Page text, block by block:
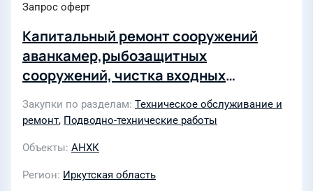
Запрос оферт
Капитальный ремонт сооружений
аванкамер,рыбозащитных
сооружений, чистка входных
решеток, сеток, галерей иустановка/
снятие заглушек (водолазные
«АНХК» (3 лота)
Закупки по разделам Техническое обслуживание и
ремонт, Подводно-технические работы
Объекты АНХК
Регион Иркутская область